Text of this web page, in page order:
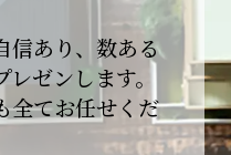
ございます】
いただき、心より
信あり、数ある
ゼンします。
全てお任せくだ